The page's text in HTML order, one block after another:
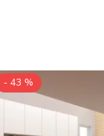
- 43 %